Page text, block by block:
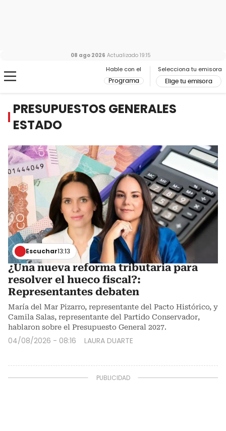
Hable con el
Programa
Selecciona tu emisora
Elige tu emisora
08 ago 2026 Actualizado 19:15
PRESUPUESTOS GENERALES
ESTADO
Escuchar13:13
¿Una nueva reforma tributaria para
resolver el hueco fiscal?:
Representantes debaten
María del Mar Pizarro, representante del Pacto Histórico, y
Camila Salas, representante del Partido Conservador,
hablaron sobre el Presupuesto General 2027.
04/08/2026 - 08:16 LAURA DUARTE